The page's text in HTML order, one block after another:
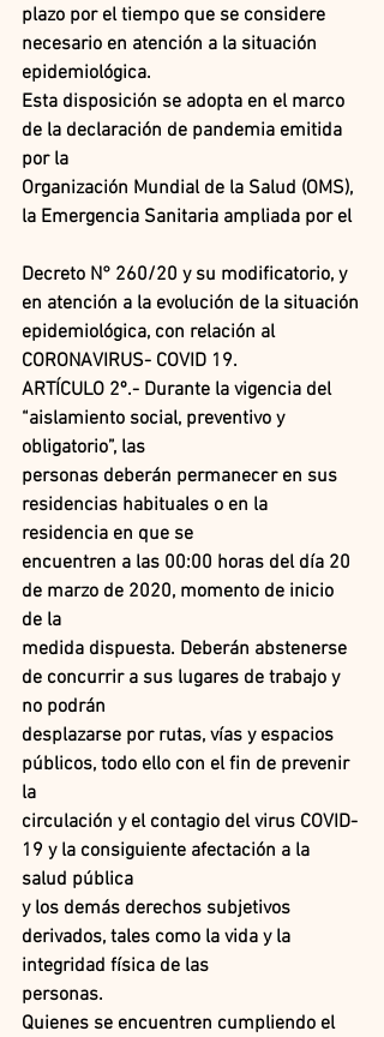
plazo por el tiempo que se considere
necesario en atención a la situación
epidemiológica.
Esta disposición se adopta en el marco
de la declaración de pandemia emitida
por la
Organización Mundial de la Salud (OMS),
la Emergencia Sanitaria ampliada por el
Decreto N° 260/20 y su modificatorio, y
en atención a la evolución de la situación
epidemiológica, con relación al
CORONAVIRUS- COVID 19.
ARTÍCULO 2º.- Durante la vigencia del
“aislamiento social, preventivo y
obligatorio”, las
personas deberán permanecer en sus
residencias habituales o en la
residencia en que se
encuentren a las 00:00 horas del día 20
de marzo de 2020, momento de inicio
de la
medida dispuesta. Deberán abstenerse
de concurrir a sus lugares de trabajo y
no podrán
desplazarse por rutas, vías y espacios
públicos, todo ello con el fin de prevenir
la
circulación y el contagio del virus COVID-
19 y la consiguiente afectación a la
salud pública
y los demás derechos subjetivos
derivados, tales como la vida y la
integridad física de las
personas.
Quienes se encuentren cumpliendo el